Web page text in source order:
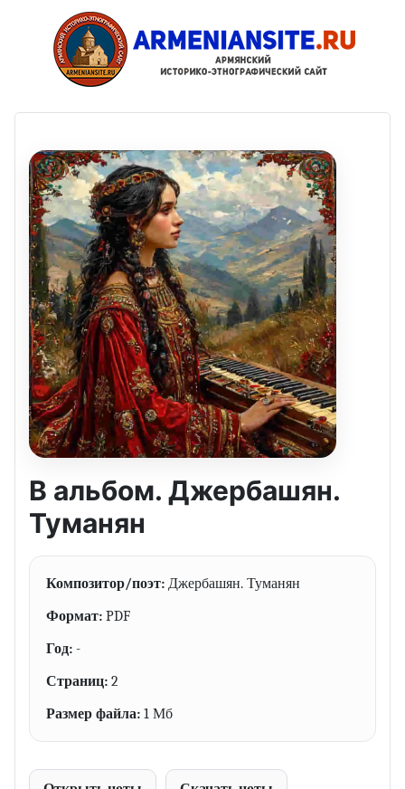
В альбом. Джербашян.
Туманян
Композитор/поэт: Джербашян. Туманян
Формат: PDF
Год: -
Страниц: 2
Размер файла: 1 Мб